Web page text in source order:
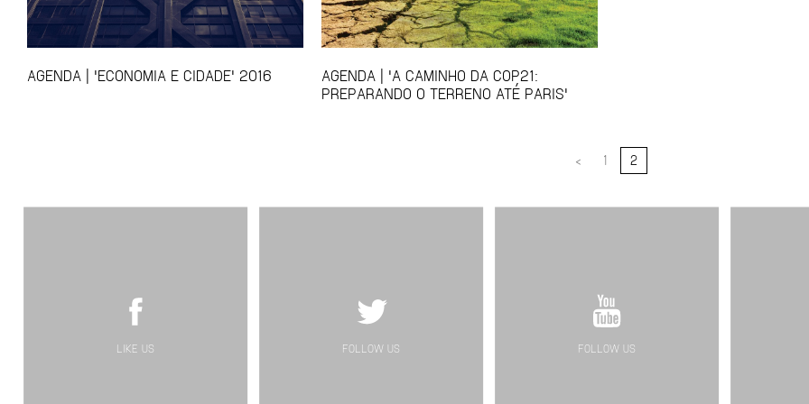
AGENDA | 'ECONOMIA E CIDADE' 2016
AGENDA | 'A CAMINHO DA COP21:
PREPARANDO O TERRENO ATÉ PARIS'
< 1 2
LIKE US FOLLOW US FOLLOW US